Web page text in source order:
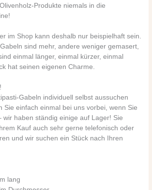
Produkte niemals in die
im Shop kann deshalb nur beispielhaft sein.
sind mehr, andere weniger gemasert,
einmal länger, einmal kürzer, einmal
hat seinen eigenen Charme.
Gabeln individuell selbst aussuchen
Sie einfach einmal bei uns vorbei, wenn Sie
wir haben ständig einige auf Lager! Sie
Kauf auch sehr gerne telefonisch oder
und wir suchen ein Stück nach Ihren
lang